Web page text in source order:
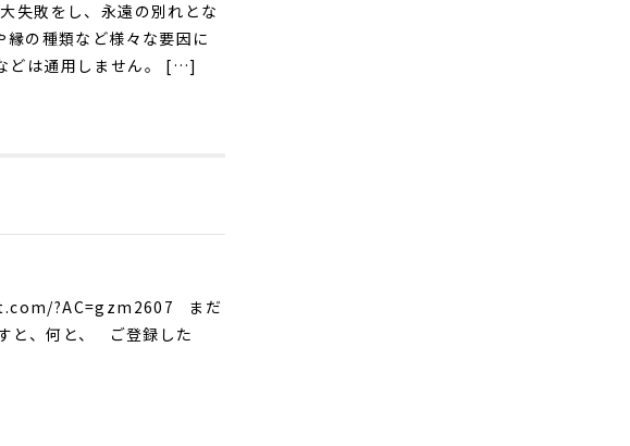
失敗をし、永遠の別れとな
の種類など様々な要因に
どは通用しません。 […]
?AC=gzm2607
まだ
と、何と、 ご登録した